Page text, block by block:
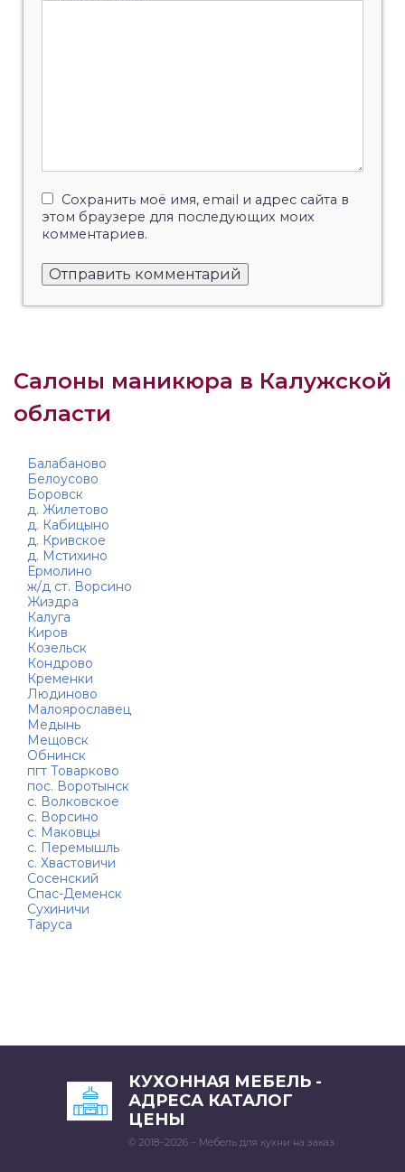
Сохранить моё имя, email и адрес сайта в
этом браузере для последующих моих
комментариев.
Салоны маникюра в Калужской
области
Балабаново
Белоусово
Боровск
д. Жилетово
д. Кабицыно
д. Кривское
д. Мстихино
Ермолино
ж/д ст. Ворсино
Жиздра
Калуга
Киров
Козельск
Кондрово
Кременки
Людиново
Малоярославец
Медынь
Мещовск
Обнинск
пгт Товарково
пос. Воротынск
с. Волковское
с. Ворсино
с. Маковцы
с. Перемышль
с. Хвастовичи
Сосенский
Спас-Деменск
Сухиничи
Таруса
КУХОННАЯ МЕБЕЛЬ -
АДРЕСА КАТАЛОГ
ЦЕНЫ
© 2018–2026 – Мебель для кухни на заказ